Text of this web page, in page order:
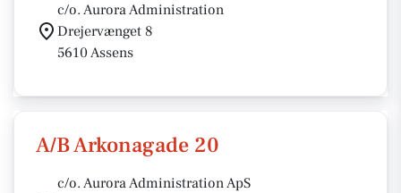
c/o. Aurora Administration
Drejervænget 8
5610 Assens
A/B Arkonagade 20
c/o. Aurora Administration ApS